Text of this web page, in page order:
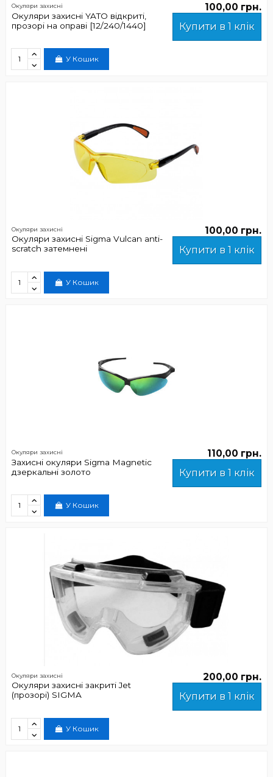
Окуляри захисні
Окуляри захисні YATO відкриті,
прозорі на оправі [12/240/1440]
100,00 грн.
Купити в 1 клік
У Кошик
Окуляри захисні
Окуляри захисні Sigma Vulcan anti-
scratch затемнені
100,00 грн.
Купити в 1 клік
У Кошик
Окуляри захисні
Захисні окуляри Sigma Magnetic
дзеркальні золото
110,00 грн.
Купити в 1 клік
У Кошик
Окуляри захисні
Окуляри захисні закриті Jet
(прозорі) SIGMA
200,00 грн.
Купити в 1 клік
У Кошик